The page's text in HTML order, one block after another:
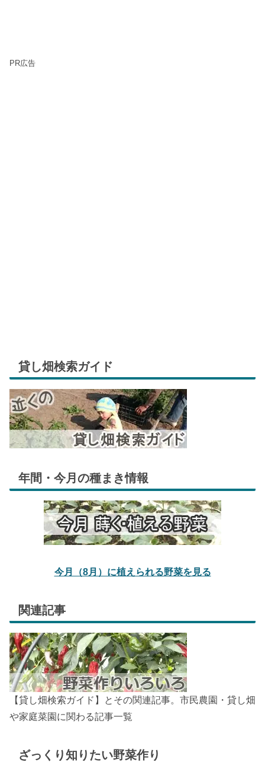
PR広告
貸し畑検索ガイド
年間・今月の種まき情報
今月（8月）に植えられる野菜を見る
関連記事
【貸し畑検索ガイド】とその関連記事。市民農園・貸し畑
や家庭菜園に関わる記事一覧
ざっくり知りたい野菜作り